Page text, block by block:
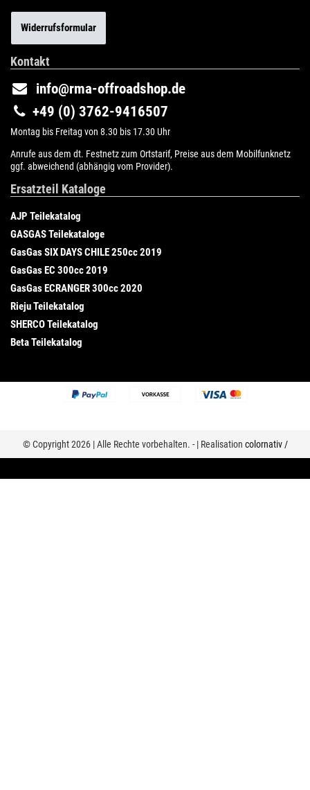
Widerrufsformular
Kontakt
info@rma-offroadshop.de
+49 (0) 3762-9416507
Montag bis Freitag von 8.30 bis 17.30 Uhr
Anrufe aus dem dt. Festnetz zum Ortstarif, Preise aus dem Mobilfunknetz
ggf. abweichend (abhängig vom Provider).
Ersatzteil Kataloge
AJP Teilekatalog
GASGAS Teilekataloge
GasGas SIX DAYS CHILE 250cc 2019
GasGas EC 300cc 2019
GasGas ECRANGER 300cc 2020
Rieju Teilekatalog
SHERCO Teilekatalog
Beta Teilekatalog
© Copyright 2026 | Alle Rechte vorbehalten. - | Realisation colornativ /